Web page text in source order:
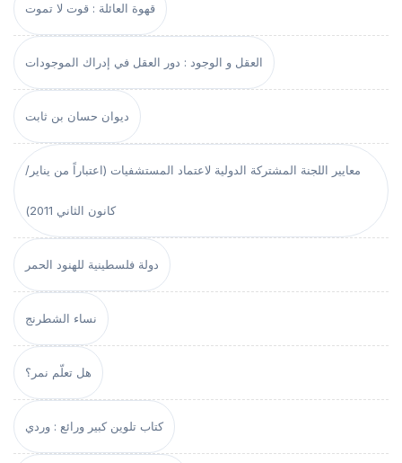
قهوة العائلة : قوت لا تموت
العقل و الوجود : دور العقل في إدراك الموجودات
ديوان حسان بن ثابت
معايير اللجنة المشتركة الدولية لاعتماد المستشفيات (اعتباراً من يناير/
كانون الثاني 2011)
دولة فلسطينية للهنود الحمر
نساء الشطرنج
هل تعلّم نمر؟
كتاب تلوين كبير ورائع : وردي